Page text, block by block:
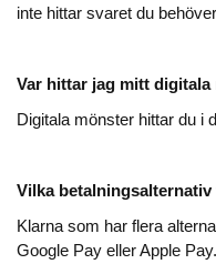
inte hittar svaret du behöver
Var hittar jag mitt digitala
Digitala mönster hittar du i
Vilka
Klarna som har flera
Google Pay eller Apple Pay.